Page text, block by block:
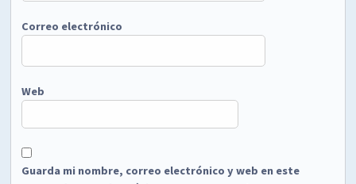
Correo electrónico
Web
Guarda mi nombre, correo electrónico y web en este